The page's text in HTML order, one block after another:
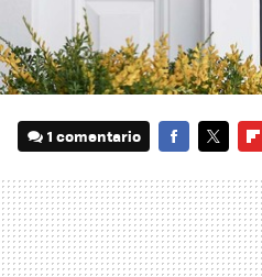
1 comentario